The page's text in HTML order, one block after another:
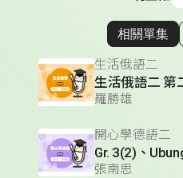
相關單集
生活俄語二
生活俄語二 第
羅勝雄
開心學德語二
Gr. 3(2)、
張南思